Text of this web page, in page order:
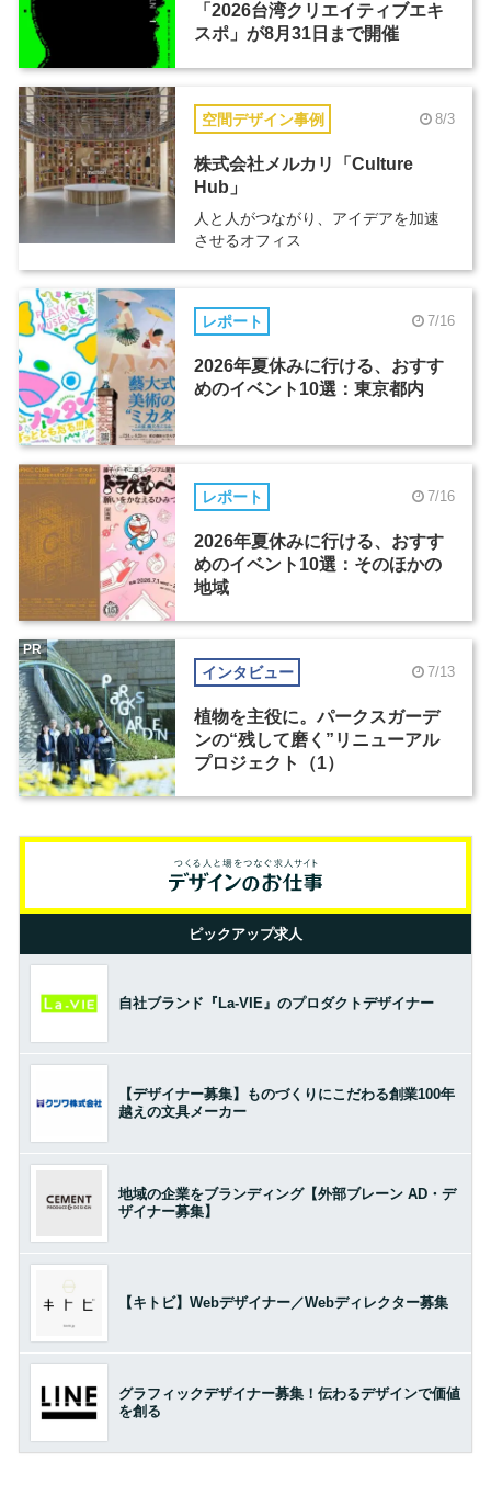
「2026台湾クリエイティブエキ
スポ」が8月31日まで開催
空間デザイン事例 8/3
株式会社メルカリ「Culture
Hub」
人と人がつながり、アイデアを加速
させるオフィス
レポート 7/16
2026年夏休みに行ける、おすす
めのイベント10選：東京都内
レポート 7/16
2026年夏休みに行ける、おすす
めのイベント10選：そのほかの
地域
インタビュー 7/13
植物を主役に。パークスガーデ
ンの“残して磨く”リニューアル
プロジェクト（1）
PR
ピックアップ求人
自社ブランド『La-VIE』のプロダクトデザイナー
【デザイナー募集】ものづくりにこだわる創業100年
越えの文具メーカー
地域の企業をブランディング【外部ブレーン AD・デ
ザイナー募集】
【キトビ】Webデザイナー／Webディレクター募集
グラフィックデザイナー募集！伝わるデザインで価値
を創る